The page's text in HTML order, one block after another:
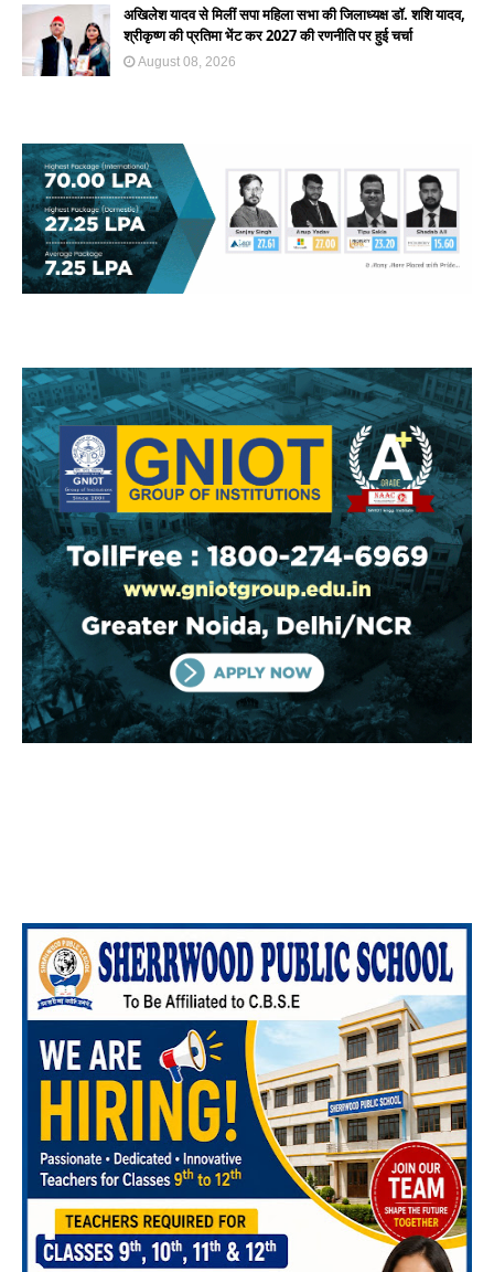
अखिलेश यादव से मिलीं सपा महिला सभा की जिलाध्यक्ष डॉ. शशि यादव,
श्रीकृष्ण की प्रतिमा भेंट कर 2027 की रणनीति पर हुई चर्चा
August 08, 2026